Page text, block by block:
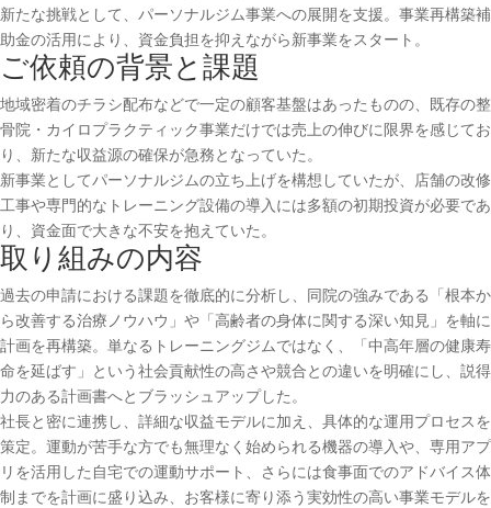
新たな挑戦として、パーソナルジム事業への展開を支援。事業再構築補
助金の活用により、資金負担を抑えながら新事業をスタート。
ご依頼の背景と課題
地域密着のチラシ配布などで一定の顧客基盤はあったものの、既存の整
骨院・カイロプラクティック事業だけでは売上の伸びに限界を感じてお
り、新たな収益源の確保が急務となっていた。
新事業としてパーソナルジムの立ち上げを構想していたが、店舗の改修
工事や専門的なトレーニング設備の導入には多額の初期投資が必要であ
り、資金面で大きな不安を抱えていた。
取り組みの内容
過去の申請における課題を徹底的に分析し、同院の強みである「根本か
ら改善する治療ノウハウ」や「高齢者の身体に関する深い知見」を軸に
計画を再構築。単なるトレーニングジムではなく、「中高年層の健康寿
命を延ばす」という社会貢献性の高さや競合との違いを明確にし、説得
力のある計画書へとブラッシュアップした。
社長と密に連携し、詳細な収益モデルに加え、具体的な運用プロセスを
策定。運動が苦手な方でも無理なく始められる機器の導入や、専用アプ
リを活用した自宅での運動サポート、さらには食事面でのアドバイス体
制までを計画に盛り込み、お客様に寄り添う実効性の高い事業モデルを